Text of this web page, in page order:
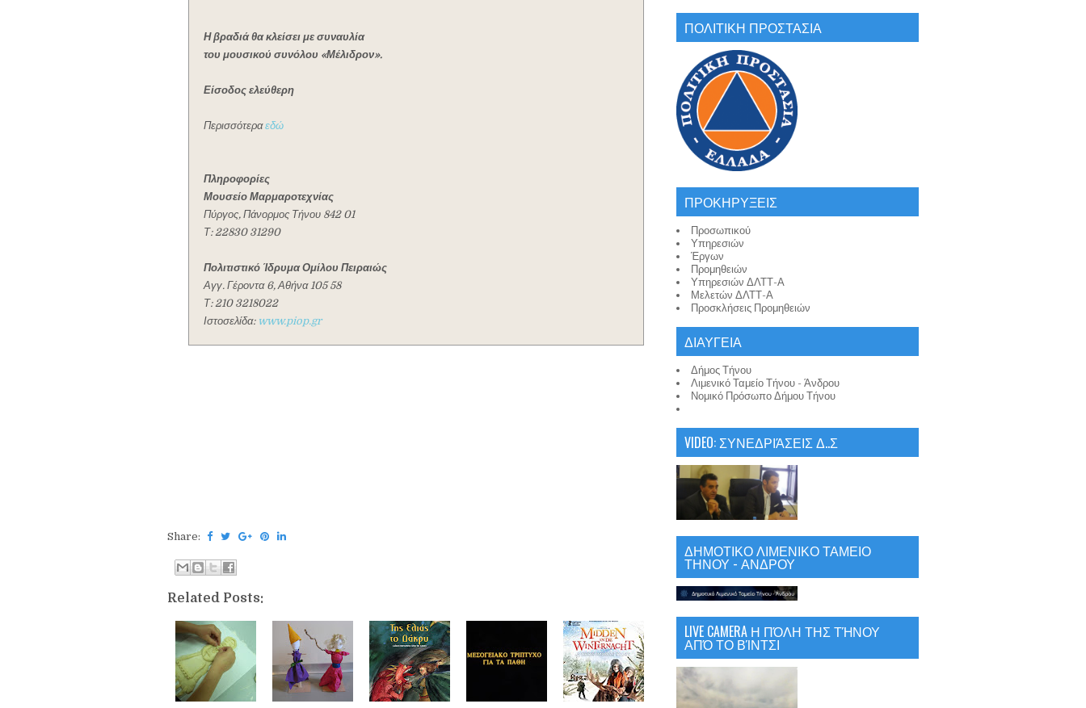
Η βραδιά θα κλείσει με συναυλία
του μουσικού συνόλου «Μέλιδρον».
Είσοδος ελεύθερη
Περισσότεραεδώ
Πληροφορίες
Μουσείο Μαρμαροτεχνίας
Πύργος, Πάνορμος Τήνου 842 01
Τ: 22830 31290
Πολιτιστικό Ίδρυμα Ομίλου Πειραιώς
Αγγ. Γέροντα 6, Αθήνα 105 58
Τ: 210 3218022
Ιστοσελίδα: www.piop.gr
Share:
Related Posts:
ΠΟΛΙΤΙΚΗ ΠΡΟΣΤΑΣΙΑ
ΠΡΟΚΗΡΥΞΕΙΣ
Προσωπικού
Υπηρεσιών
Έργων
Προμηθειών
Υπηρεσιών ΔΛΤΤ-Α
Μελετών ΔΛΤΤ-Α
Προσκλήσεις Προμηθειών
ΔΙΑΥΓΕΙΑ
Δήμος Τήνου
Λιμενικό Ταμείο Τήνου - Άνδρου
Νομικό Πρόσωπο Δήμου Τήνου
VIDEO: ΣΥΝΕΔΡΙΆΣΕΙΣ Δ..Σ
ΔΗΜΟΤΙΚΟ ΛΙΜΕΝΙΚΟ ΤΑΜΕΙΟ
ΤΗΝΟΥ - ΑΝΔΡΟΥ
LIVE CAMERA Η ΠΌΛΗ ΤΗΣ ΤΉΝΟΥ
ΑΠΌ ΤΟ ΒΊΝΤΣΙ